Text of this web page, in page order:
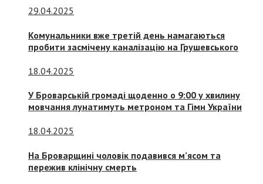
29.04.2025
Комунальники вже третій день намагаються
пробити засмічену каналізацію на Грушевського
18.04.2025
У Броварській громаді щоденно о 9:00 у хвилину
мовчання лунатимуть метроном та Гімн України
18.04.2025
На Броварщині чоловік подавився м’ясом та
пережив клінічну смерть